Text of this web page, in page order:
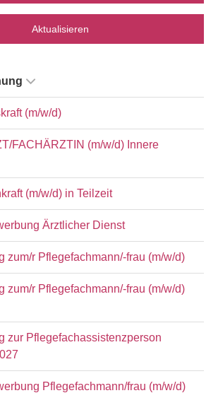
Aktualisieren
(m/w/d)
FACHÄRZTIN (m/w/d) Innere
(m/w/d) in Teilzeit
Ärztlicher Dienst
zum/r Pflegefachmann/-frau (m/w/d)
zum/r Pflegefachmann/-frau (m/w/d)
zur Pflegefachassistenzperson
Pflegefachmann/frau (m/w/d)